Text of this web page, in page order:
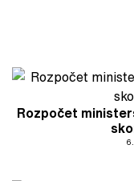
Rozpočet